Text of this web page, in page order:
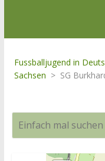
Fussballjugend in
Sachsen > SG